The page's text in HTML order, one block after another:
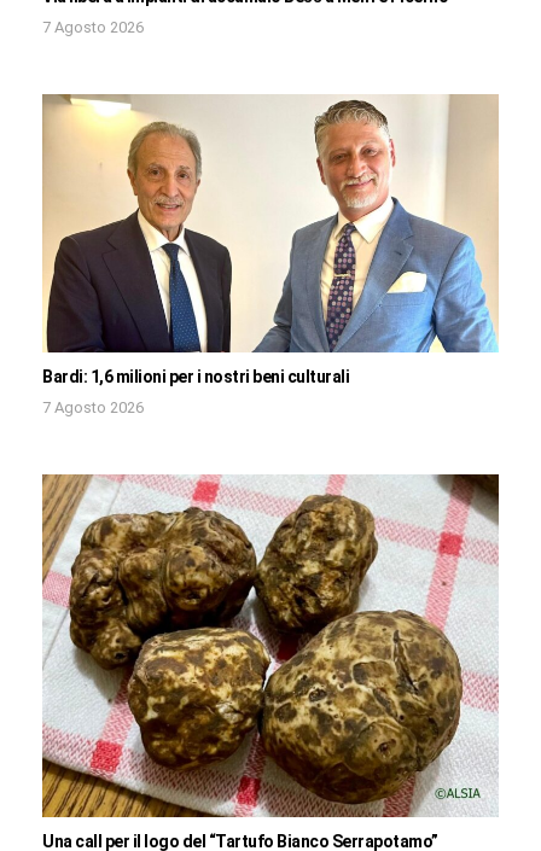
7 Agosto 2026
Bardi: 1,6 milioni per i nostri beni culturali
7 Agosto 2026
Una call per il logo del “Tartufo Bianco Serrapotamo”